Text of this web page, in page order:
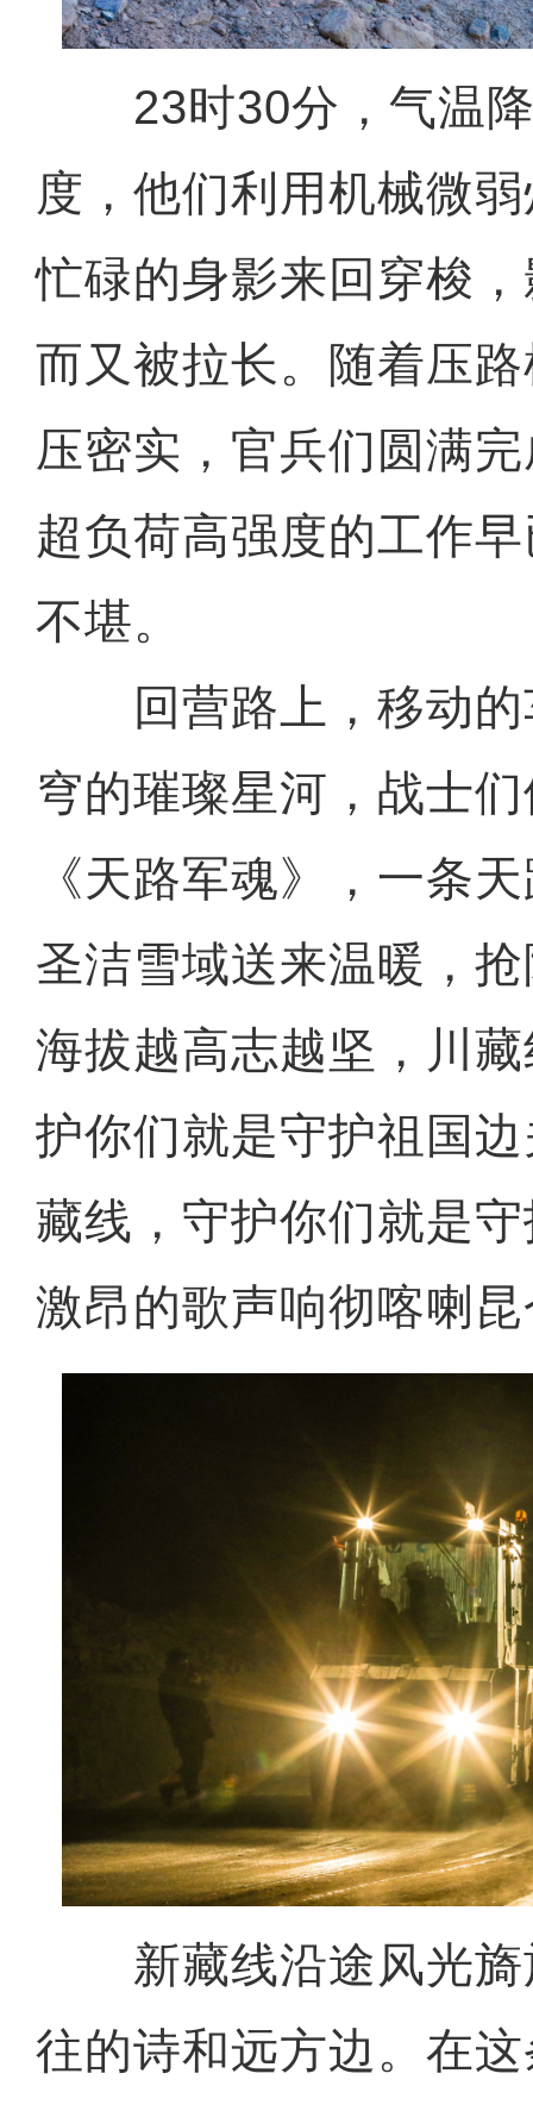
23时30分，气温降
度，他们利用机械微
忙碌的身影来回穿梭
而又被拉长。随着压
压密实，官兵们圆满
超负荷高强度的工作
不堪。
回营路上，移动的
穹的璀璨星河，战士
《天路军魂》，一条
圣洁雪域送来温暖，
海拔越高志越坚，川
护你们就是守护祖国
藏线，守护你们就是
激昂的歌声响彻喀喇
新藏线沿途风光旖
往的诗和远方边。在